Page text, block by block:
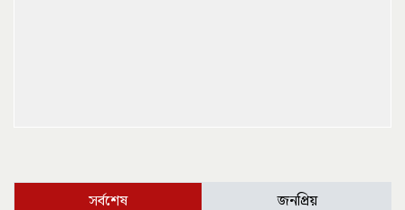
সর্বশেষ জনপ্রিয়